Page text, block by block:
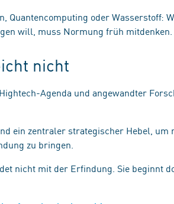
Quantencomputing oder Wasserstoff:
will, muss Normung früh mitdenken.
nicht
Agenda und angewandter
ein zentraler strategischer Hebel, um
zu bringen.
nicht mit der Erfindung. Sie beginnt